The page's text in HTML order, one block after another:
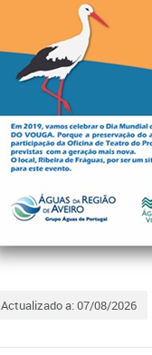
Actualizado a: 07/08/2026